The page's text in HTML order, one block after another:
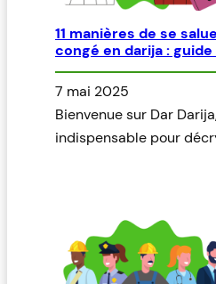
11 manières de se
congé en darija :
7 mai 2025
Bienvenue sur Dar
indispensable pour